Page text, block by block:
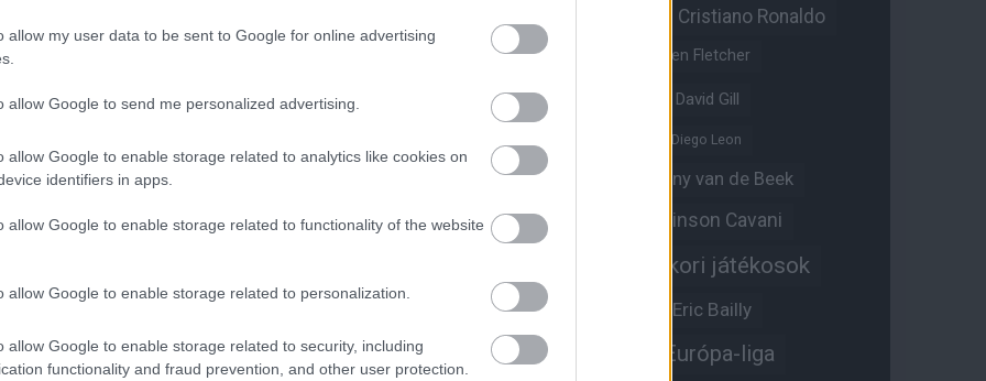
allow my user data to be sent to Google for online advertising
allow Google to send me personalized advertising.
allow Google to enable storage related to analytics like cookies on
identifiers in apps.
allow Google to enable storage related to functionality of the website
allow Google to enable storage related to personalization.
allow Google to enable storage related to security, including
functionality and fraud prevention, and other user protection.
Cristiano Ronaldo
Crystal Palace Darren Fletcher
David De Gea David Gill
Diego Leon
Diogo Dalot
Donny van de Beek
Ed Woodward
Edinson Cavani
Egykori játékosok
Érdekességek Eric Bailly
Erik ten Hag Európa-liga